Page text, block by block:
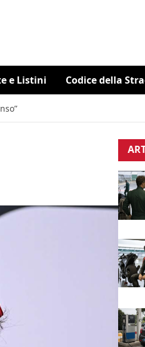
e Listini Codice della